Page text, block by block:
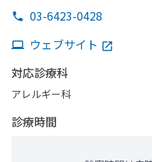
03-6423-0428
ウェブサイト
対応診療科
アレルギー科
診療時間